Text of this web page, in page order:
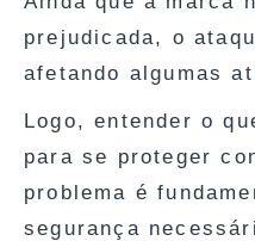
prejudicada, o
afetando algumas
Logo, entender o
para se proteger
problema é
segurança